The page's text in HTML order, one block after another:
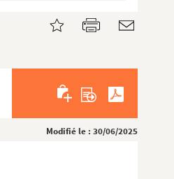
Modifié le : 30/06/2025